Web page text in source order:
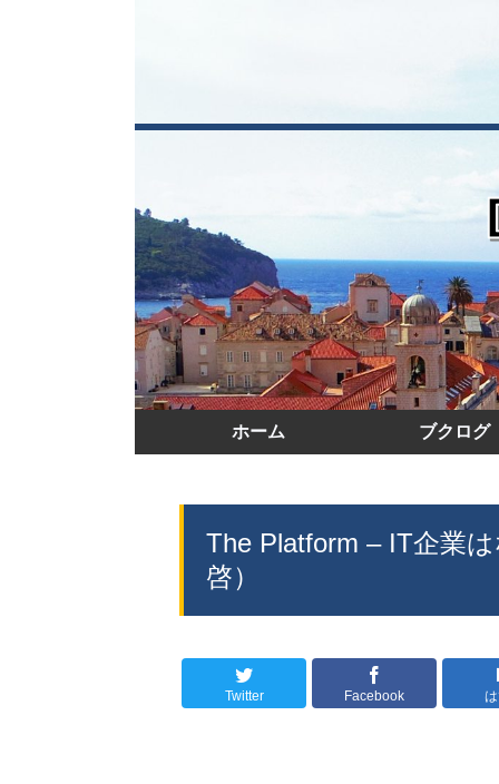
ホーム ブクログ
The Platform – IT企業
啓）
Twitter Facebook